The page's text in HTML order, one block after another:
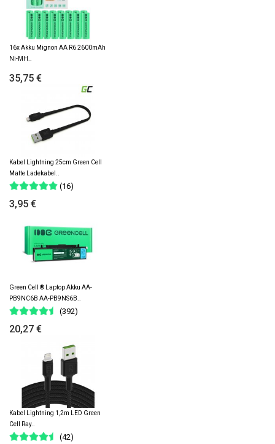
16x Akku Mignon AA R6 2600mAh
Ni-MH..
35,75 €
Kabel Lightning 25cm Green Cell
Matte Ladekabel..
(16)
3,95 €
Green Cell ® Laptop Akku AA-
PB9NC6B AA-PB9NS6B..
(392)
20,27 €
Kabel Lightning 1,2m LED Green
Cell Ray..
(42)